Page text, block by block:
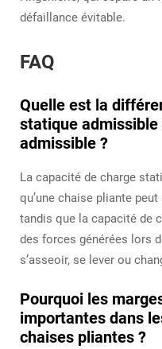
défaillance évitable.
FAQ
Quelle est la
statique
admissible ?
La capacité de charge
qu’une chaise pliante
tandis que la capacité de
des forces générées lors
s’asseoir, se lever ou
Pourquoi les
importantes dans
chaises pliantes ?